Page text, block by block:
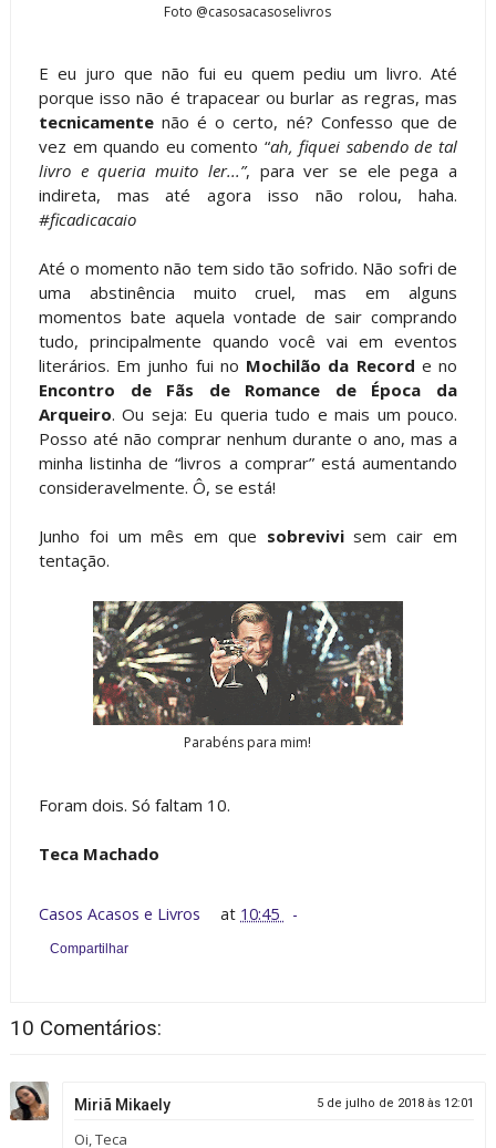
Foto @casosacasoselivros
E eu juro que não fui eu quem pediu um livro. Até
porque isso não é trapacear ou burlar as regras, mas
tecnicamentenão é o certo, né? Confesso que de
vez em quando eu comento “ah, fiquei sabendo de tal
livro e queria muito ler...”, para ver se ele pega a
indireta, mas até agora isso não rolou, haha.
#ficadicacaio
Até o momento não tem sido tão sofrido. Não sofri de
uma abstinência muito cruel, mas em alguns
momentos bate aquela vontade de sair comprando
tudo, principalmente quando você vai em eventos
literários. Em junho fui no Mochilão da Record e no
Encontro de Fãs de Romance de Época da
Arqueiro. Ou seja: Eu queria tudo e mais um pouco.
Posso até não comprar nenhum durante o ano, mas a
minha listinha de “livros a comprar” está aumentando
consideravelmente. Ô, se está!
Junho foi um mês em que sobrevivisem cair em
tentação.
Parabéns para mim!
Foram dois. Só faltam 10.
Teca Machado
Casos Acasos e Livros at 10:45
Compartilhar
10 Comentários:
Miriã Mikaely 5 de julho de 2018 às 12:01
Oi, Teca